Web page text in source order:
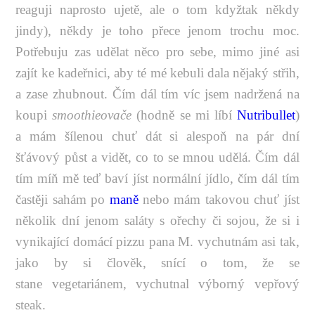
reaguji naprosto ujetě, ale o tom kdyžtak někdy
jindy), někdy je toho přece jenom trochu moc.
Potřebuju zas udělat něco pro sebe, mimo jiné asi
zajít ke kadeřnici, aby té mé kebuli dala nějaký střih,
a zase zhubnout. Čím dál tím víc jsem nadržená na
koupismoothieovače (hodně se mi líbí Nutribullet)
a mám šílenou chuť dát si alespoň na pár dní
šťávový půst a vidět, co to se mnou udělá. Čím dál
tím míň mě teď baví jíst normální jídlo, čím dál tím
častěji sahám po maněnebo mám takovou chuť jíst
několik dní jenom saláty s ořechy či sojou, že si i
vynikající domácí pizzu pana M. vychutnám asi tak,
jako by si člověk, snící o tom, že se
stane vegetariánem, vychutnal výborný vepřový
steak.